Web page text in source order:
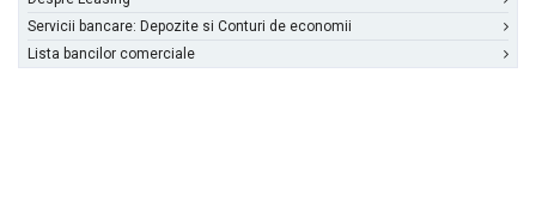
Servicii bancare: Depozite si Conturi de economii
Lista bancilor comerciale